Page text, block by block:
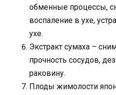
обменные процессы,
воспаление в ухе,
ухе.
Экстракт сумаха –
прочность сосудов,
раковину.
Плоды жимолости